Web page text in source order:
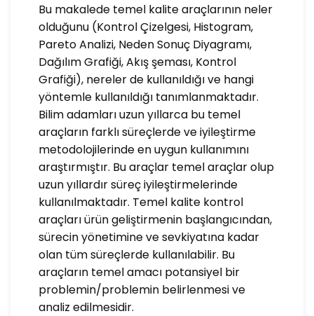
Bu makalede temel kalite araçlarının neler
olduğunu (Kontrol Çizelgesi, Histogram,
Pareto Analizi, Neden Sonuç Diyagramı,
Dağılım Grafiği, Akış şeması, Kontrol
Grafiği), nereler de kullanıldığı ve hangi
yöntemle kullanıldığı tanımlanmaktadır.
Bilim adamları uzun yıllarca bu temel
araçların farklı süreçlerde ve iyileştirme
metodolojilerinde en uygun kullanımını
araştırmıştır. Bu araçlar temel araçlar olup
uzun yıllardır süreç iyileştirmelerinde
kullanılmaktadır. Temel kalite kontrol
araçları ürün geliştirmenin başlangıcından,
sürecin yönetimine ve sevkiyatına kadar
olan tüm süreçlerde kullanılabilir. Bu
araçların temel amacı potansiyel bir
problemin/problemin belirlenmesi ve
analiz edilmesidir.